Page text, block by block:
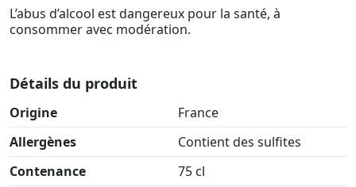
L’abus d’alcool est dangereux pour la santé, à
consommer avec modération.
Détails du produit
Origine
France
Allergènes
Contient des sulfites
Contenance
75 cl